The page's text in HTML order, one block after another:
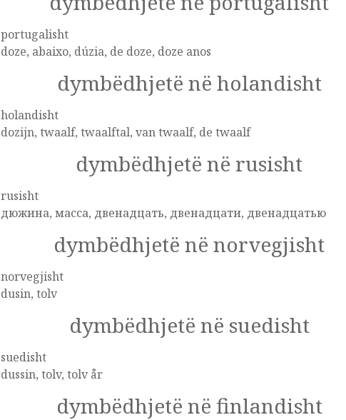
portugalisht
doze, abaixo, dúzia, de doze, doze anos
dymbëdhjetë në holandisht
holandisht
dozijn, twaalf, twaalftal, van twaalf, de twaalf
dymbëdhjetë në rusisht
rusisht
дюжина, масса, двенадцать, двенадцати, двенадцатью
dymbëdhjetë në norvegjisht
norvegjisht
dusin, tolv
dymbëdhjetë në suedisht
suedisht
dussin, tolv, tolv år
dymbëdhjetë në finlandisht